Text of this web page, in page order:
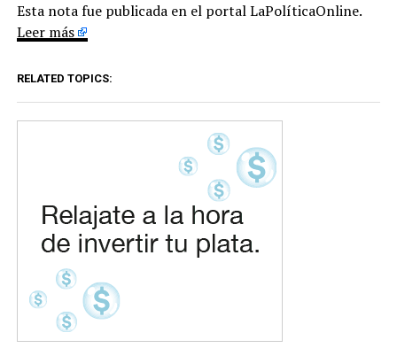
Esta nota fue publicada en el portal LaPolíticaOnline.
Leer más
RELATED TOPICS: